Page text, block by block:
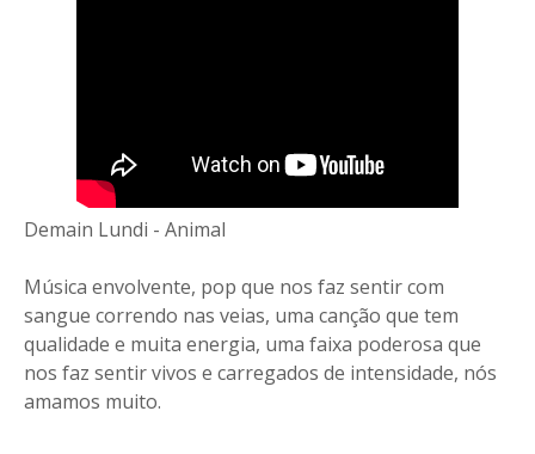
Demain Lundi - Animal
Música envolvente, pop que nos faz sentir com
sangue correndo nas veias, uma canção que tem
qualidade e muita energia, uma faixa poderosa que
nos faz sentir vivos e carregados de intensidade, nós
amamos muito.